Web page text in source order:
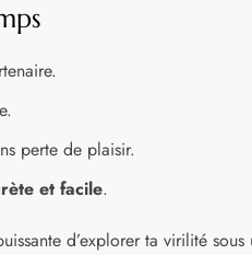
perte de plaisir.
et facile.
d’explorer ta virilité